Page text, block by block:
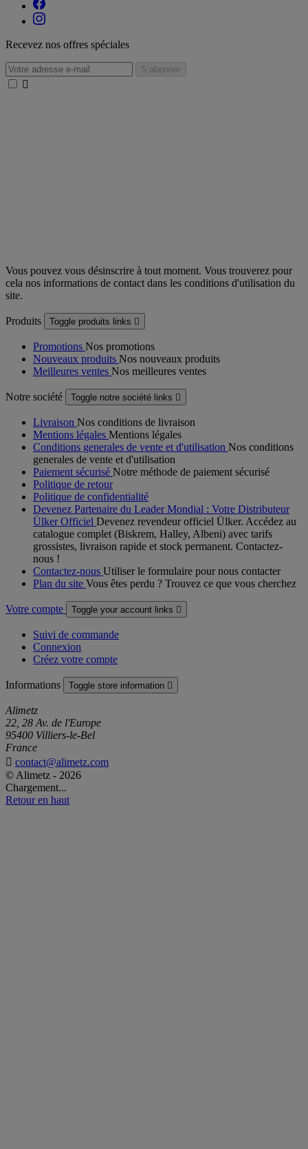
Recevez nos offres spéciales

Vous pouvez vous désinscrire à tout moment. Vous trouverez pour
cela nos informations de contact dans les conditions d'utilisation du
site.
Produits Toggle produits links 
Promotions Nos promotions
Nouveaux produits Nos nouveaux produits
Meilleures ventes Nos meilleures ventes
Notre société Toggle notre société links 
Livraison Nos conditions de livraison
Mentions légales Mentions légales
Conditions generales de vente et d'utilisation Nos conditions
generales de vente et d'utilisation
Paiement sécurisé Notre méthode de paiement sécurisé
Politique de retour
Politique de confidentialité
Devenez Partenaire du Leader Mondial : Votre Distributeur
Ülker Officiel Devenez revendeur officiel Ülker. Accédez au
catalogue complet (Biskrem, Halley, Albeni) avec tarifs
grossistes, livraison rapide et stock permanent. Contactez-
nous !
Contactez-nous Utiliser le formulaire pour nous contacter
Plan du site Vous êtes perdu ? Trouvez ce que vous cherchez
Votre compte Toggle your account links 
Suivi de commande
Connexion
Créez votre compte
Informations Toggle store information 
Alimetz
22, 28 Av. de l'Europe
95400 Villiers-le-Bel
France
 contact@alimetz.com
© Alimetz - 2026
Chargement...
Retour en haut